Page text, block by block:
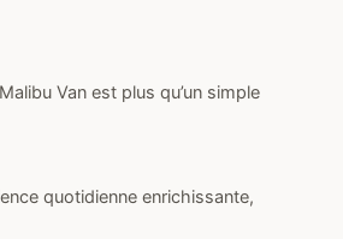
Van est plus qu’un simple
quotidienne enrichissante,